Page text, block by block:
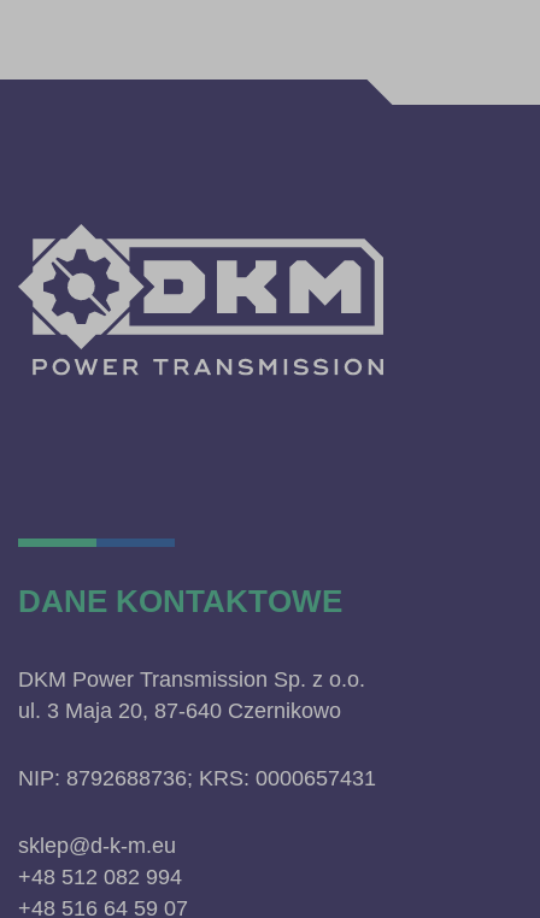
DANE KONTAKTOWE
DKM Power Transmission Sp. z o.o.
ul. 3 Maja 20, 87-640 Czernikowo
NIP: 8792688736; KRS: 0000657431
sklep@d-k-m.eu
+48 512 082 994
+48 516 64 59 07